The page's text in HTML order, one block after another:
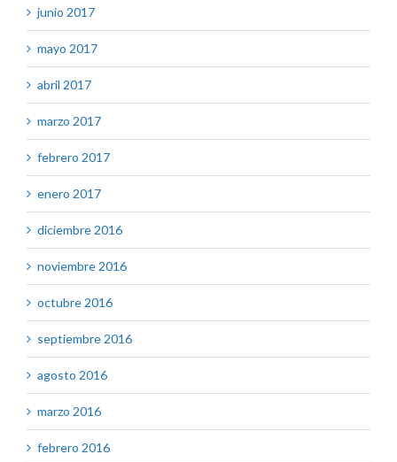
junio 2017
mayo 2017
abril 2017
marzo 2017
febrero 2017
enero 2017
diciembre 2016
noviembre 2016
octubre 2016
septiembre 2016
agosto 2016
marzo 2016
febrero 2016